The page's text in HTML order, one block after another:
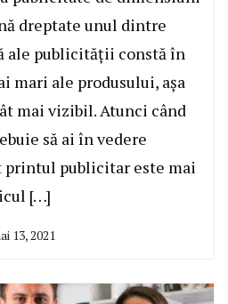
dreptate unul dintre
ale publicității constă în
mari ale produsului, așa
mai vizibil. Atunci când
să ai în vedere
printul publicitar este mai
[…]
13, 2021